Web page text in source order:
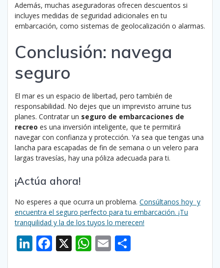
Además, muchas aseguradoras ofrecen descuentos si
incluyes medidas de seguridad adicionales en tu
embarcación, como sistemas de geolocalización o alarmas.
Conclusión: navega
seguro
El mar es un espacio de libertad, pero también de
responsabilidad. No dejes que un imprevisto arruine tus
planes. Contratar un seguro de embarcaciones de
recreo es una inversión inteligente, que te permitirá
navegar con confianza y protección. Ya sea que tengas una
lancha para escapadas de fin de semana o un velero para
largas travesías, hay una póliza adecuada para ti.
¡Actúa ahora!
No esperes a que ocurra un problema. Consúltanos hoy y
encuentra el seguro perfecto para tu embarcación. ¡Tu
tranquilidad y la de los tuyos lo merecen!
Li F X W E